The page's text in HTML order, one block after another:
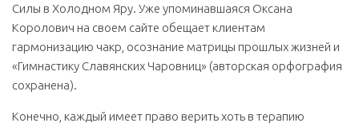
Силы в Холодном Яру. Уже упоминавшаяся Оксана
Королович на своем сайте обещает клиентам
гармонизацию чакр, осознание матрицы прошлых жизней и
«Гимнастику Славянских Чаровниц» (авторская орфография
сохранена).
Конечно, каждый имеет право верить хоть в терапию